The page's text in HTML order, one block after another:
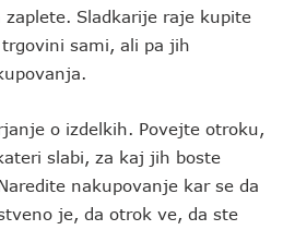
Sladkarije raje kupite
sami, ali pa jih
o izdelkih. Povejte otroku,
slabi, za kaj jih boste
nakupovanje kar se da
je, da otrok ve, da ste